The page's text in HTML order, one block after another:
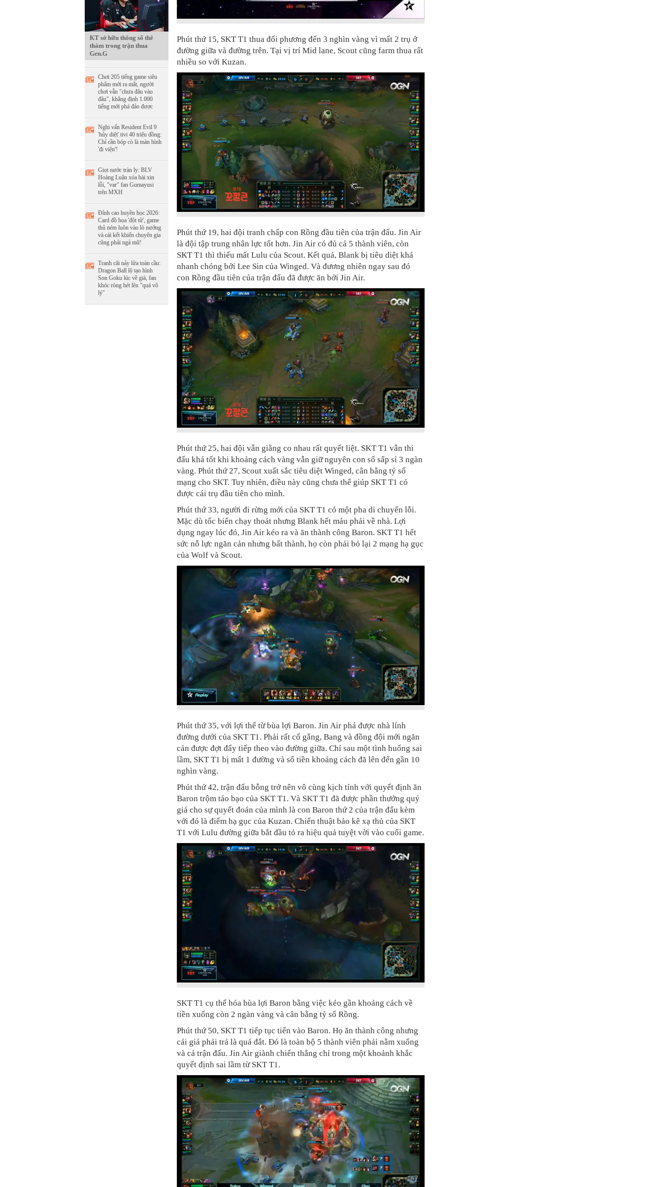
KT sở hữu thông số thê
thảm trong trận thua
Gen.G
Chơi 205 tiếng game siêu
phẩm mới ra mắt, người
chơi vẫn "chưa đâu vào
đâu", khẳng định 1.000
tiếng mới phá đảo được
Nghi vấn Resident Evil 9
'hủy diệt' tivi 40 triệu đồng:
Chỉ cần bóp cò là màn hình
'đi viện'!
Giọt nước tràn ly: BLV
Hoàng Luân xóa bài xin
lỗi, "var" fan Gumayusi
trên MXH
Đỉnh cao huyền học 2026:
Card đồ họa 'đột tử', game
thủ ném luôn vào lò nướng
và cái kết khiến chuyên gia
cũng phải ngả mũ!
Tranh cãi nảy lửa toàn cầu:
Dragon Ball lộ tạo hình
Son Goku lúc về già, fan
khóc ròng hét lên "quá vô
lý"
Phút thứ 15, SKT T1 thua đối phương đến 3 nghìn vàng vì mất 2 trụ ở
đường giữa và đường trên. Tại vị trí Mid lane, Scout cũng farm thua rất
nhiều so với Kuzan.
Phút thứ 19, hai đội tranh chấp con Rồng đầu tiên của trận đấu. Jin Air
là đội tập trung nhân lực tốt hơn. Jin Air có đủ cả 5 thành viên, còn
SKT T1 thì thiếu mất Lulu của Scout. Kết quả, Blank bị tiêu diệt khá
nhanh chóng bởi Lee Sin của Winged. Và đương nhiên ngay sau đó
con Rồng đầu tiên của trận đấu đã được ăn bởi Jin Air.
Phút thứ 25, hai đội vẫn giằng co nhau rất quyết liệt. SKT T1 vẫn thi
đấu khá tốt khi khoảng cách vàng vẫn giữ nguyên con số sấp sỉ 3 ngàn
vàng. Phút thứ 27, Scout xuất sắc tiêu diệt Winged, cân bằng tỷ số
mạng cho SKT. Tuy nhiên, điều này cũng chưa thể giúp SKT T1 có
được cái trụ đầu tiên cho mình.
Phút thứ 33, người đi rừng mới của SKT T1 có một pha di chuyển lỗi.
Mặc dù tốc biến chạy thoát nhưng Blank hết máu phải về nhà. Lợi
dụng ngay lúc đó, Jin Air kéo ra và ăn thành công Baron. SKT T1 hết
sức nỗ lực ngăn cản nhưng bất thành, họ còn phải bỏ lại 2 mạng hạ gục
của Wolf và Scout.
Phút thứ 35, với lợi thế từ bùa lợi Baron. Jin Air phá được nhà lính
đường dưới của SKT T1. Phải rất cố gắng, Bang và đồng đội mới ngăn
cản được đợt đẩy tiếp theo vào đường giữa. Chỉ sau một tình huống sai
lầm, SKT T1 bị mất 1 đường và số tiền khoảng cách đã lên đến gần 10
nghìn vàng.
Phút thứ 42, trận đấu bỗng trở nên vô cùng kịch tính với quyết định ăn
Baron trộm táo bạo của SKT T1. Và SKT T1 đã được phần thưởng quý
giá cho sự quyết đoán của mình là con Baron thứ 2 của trận đấu kèm
với đó là điểm hạ gục của Kuzan. Chiến thuật bảo kê xạ thủ của SKT
T1 với Lulu đường giữa bắt đầu tỏ ra hiệu quả tuyệt vời vào cuối game.
SKT T1 cụ thể hóa bùa lợi Baron bằng việc kéo gần khoảng cách về
tiền xuống còn 2 ngàn vàng và cân bằng tỷ số Rồng.
Phút thứ 50, SKT T1 tiếp tục tiến vào Baron. Họ ăn thành công nhưng
cái giá phải trả là quá đắt. Đó là toàn bộ 5 thành viên phải nằm xuống
và cả trận đấu. Jin Air giành chiến thắng chỉ trong một khoảnh khắc
quyết định sai lầm từ SKT T1.